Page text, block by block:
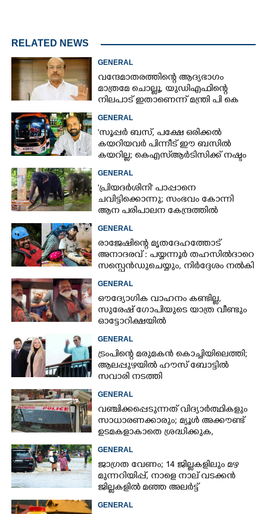
RELATED NEWS
GENERAL
വന്ദേമാതരത്തിന്റെ ആദ്യഭാഗം
മാത്രമേ ചൊല്ലൂ,​ യുഡിഎഫിന്റെ
നിലപാട് ഇതാണെന്ന് മന്ത്രി പി കെ
GENERAL
'സൂപ്പർ ബസ്, പക്ഷേ ഒരിക്കൽ
കയറിയവർ പിന്നീട് ഈ ബസിൽ
കയറില്ല; കെഎസ്ആർടിസിക്ക് നഷ്ടം
GENERAL
'പ്രിയദർശിനി' പാപ്പാനെ
ചവിട്ടിക്കൊന്നു; സംഭവം കോന്നി
ആന പരിപാലന കേന്ദ്രത്തിൽ
GENERAL
രാജേഷിന്റെ മൃതദേഹത്തോട്
അനാദരവ് : പയ്യന്നൂർ തഹസിൽദാറെ
സസ്പെൻഡുചെയ്യും, നിർദ്ദേശം നൽകി
GENERAL
ഔദ്യോഗിക വാഹനം കണ്ടില്ല,
സുരേഷ് ഗോപിയുടെ യാത്ര വീണ്ടും
ഓട്ടോറിക്ഷയിൽ
GENERAL
ട്രംപിന്റെ മരുമകൻ കൊച്ചിയിലെത്തി;
ആലപ്പുഴയിൽ ഹൗസ് ബോട്ടിൽ
സവാരി നടത്തി
GENERAL
വഞ്ചിക്കപ്പെടുന്നത് വിദ്യാർത്ഥികളും
സാധാരണക്കാരും; മ്യൂൾ അക്കൗണ്ട്
ഉടമകളാകാതെ ശ്രദ്ധിക്കുക,
GENERAL
ജാഗ്രത വേണം; 14 ജില്ലകളിലും മഴ
മുന്നറിയിപ്പ്, നാളെ നാല് വടക്കൻ
ജില്ലകളിൽ മഞ്ഞ അലർട്ട്
GENERAL